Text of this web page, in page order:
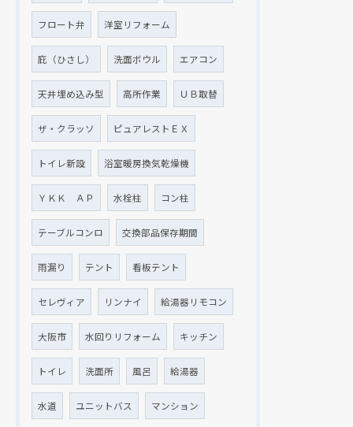
フロート弁 洋室リフォーム
庇（ひさし） 洗面ボウル エアコン
天井埋め込み型 高所作業 ＵＢ取替
ザ・クラッソ ピュアレストＥＸ
トイレ新設 浴室暖房換気乾燥機
ＹＫＫ ＡＰ 水栓柱 コン柱
テーブルコンロ 交換部品保存期間
雨漏り テント 看板テント
セレヴィア リンナイ 給湯器リモコン
大阪市 水回りリフォーム キッチン
トイレ 洗面所 風呂 給湯器
水道 ユニットバス マンション